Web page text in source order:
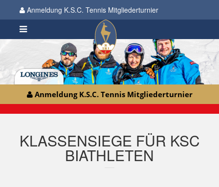
Anmeldung K.S.C. Tennis Mitgliederturnier
Anmeldung K.S.C. Tennis Mitgliederturnier
KLASSENSIEGE FÜR KSC
BIATHLETEN